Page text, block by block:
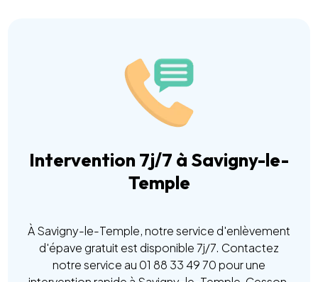
Intervention 7j/7 à Savigny-le-
Temple
À Savigny-le-Temple, notre service d'enlèvement
d'épave gratuit est disponible 7j/7. Contactez
notre service au 01 88 33 49 70 pour une